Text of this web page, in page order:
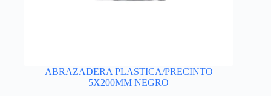
ABRAZADERA PLASTICA/PRECINTO
5X200MM NEGRO